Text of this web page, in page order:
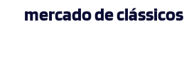
mercado de clássicos